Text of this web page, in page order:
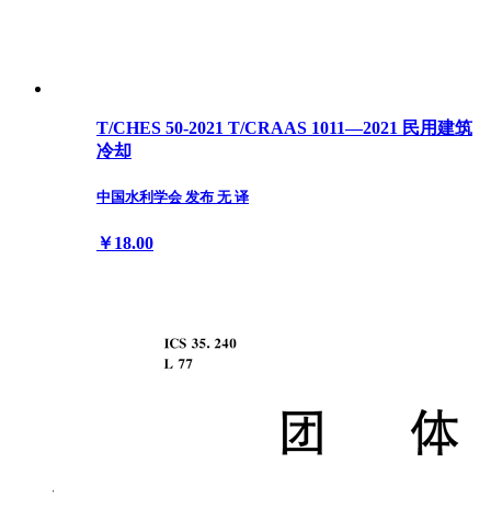
T/CHES 50-2021 T/CRAAS 1011—2021 民用建筑
冷却
中国水利学会 发布 无 译
￥18.00